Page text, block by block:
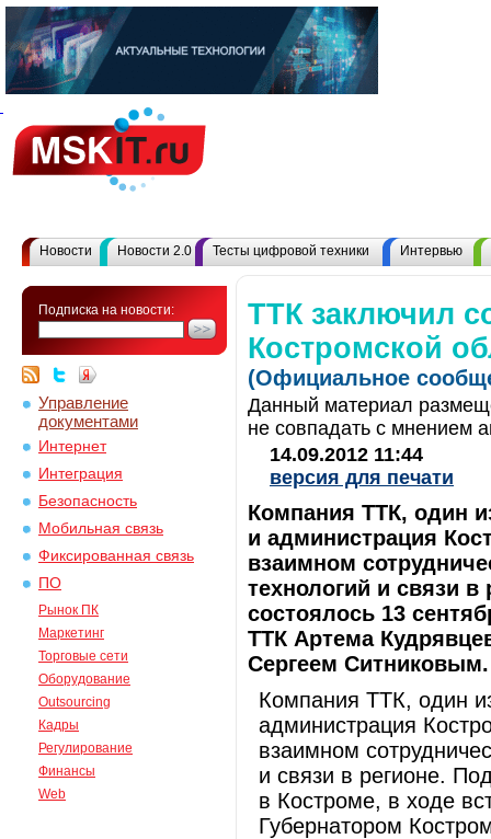
Новости Новости 2.0 Тесты цифровой техники Интервью
Подписка на новости:
Управление
документами
Интернет
Интеграция
Безопасность
Мобильная связь
Фиксированная связь
ПО
Рынок ПК
Маркетинг
Торговые сети
Оборудование
Outsourcing
Кадры
Регулирование
Финансы
Web
ТТК заключил
Костромской
(Официальное
Данный материал
не совпадать с мнением
14.09.2012 11:44
версия для печати
Компания ТТК, один
и администрация
взаимном
технологий и связи
состоялось 13
ТТК Артема
Сергеем Ситниковым.
Компания ТТК, один
администрация
взаимном
и связи в регионе.
в Костроме, в ходе
Губернатором